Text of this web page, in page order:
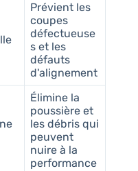
Prévient les
coupes
défectueuse
s et les
défauts
d'alignement
Élimine la
poussière et
les débris qui
peuvent
nuire à la
performance